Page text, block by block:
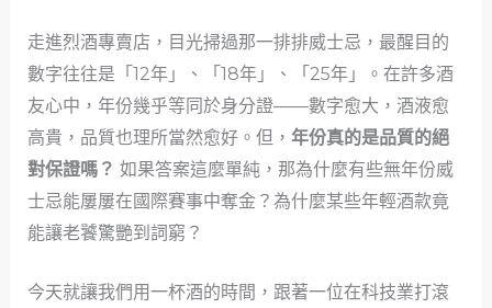
走進烈酒專賣店，目光掃過那一排排威士忌，最醒目的
數字往往是「12年」、「18年」、「25年」。在許多酒
友心中，年份幾乎等同於身分證——數字愈大，酒液愈
高貴，品質也理所當然愈好。但， 年份真的是品質的絕
對保證嗎？ 如果答案這麼單純，那為什麼有些無年份威
士忌能屢屢在國際賽事中奪金？為什麼某些年輕酒款竟
能讓老饕驚艷到詞窮？
今天就讓我們用一杯酒的時間，跟著一位在科技業打滾